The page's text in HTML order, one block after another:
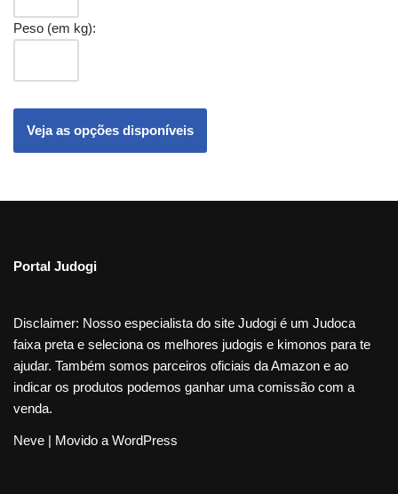
Peso (em kg):
Portal Judogi
Disclaimer: Nosso especialista do site Judogi é um Judoca
faixa preta e seleciona os melhores judogis e kimonos para te
ajudar. Também somos parceiros oficiais da Amazon e ao
indicar os produtos podemos ganhar uma comissão com a
venda.
Neve | Movido a WordPress